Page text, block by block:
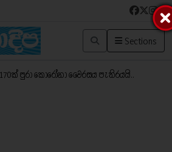
Sections
පුරා කොරෝනා වෛරසය පැතිරයයි..